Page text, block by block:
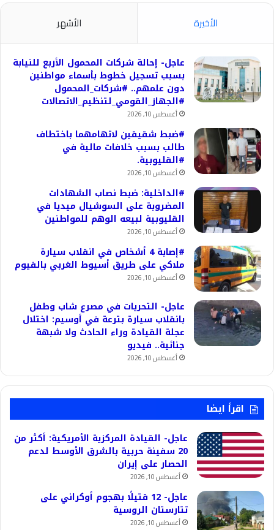
الأخيرة الأشهر
عاجل- إحالة شركات المحمول الأربع للنيابة
بسبب تسجيل خطوط بأسماء مواطنين
دون علمهم.. #شركات_المحمول
#الجهاز_القومي_لتنظيم_الاتصالات
أغسطس 10, 2026
#ضبط شقيقين لاتهامهما باختطاف
طالب بسبب خلافات مالية في
#القليوبية.
أغسطس 10, 2026
#الداخلية: ضبط نصاب الشهادات
المضروبة على السوشيال ميديا في
القليوبية لبيعه الوهم للمواطنين
أغسطس 10, 2026
#إصابة 4 أشخاص في انقلاب سيارة
ملاكي على طريق أسيوط الغربي بالفيوم
أغسطس 10, 2026
عاجل- التحريات في مصرع شاب وطفل
بانقلاب سيارة بترعة في أوسيم: اختلال
عجلة القيادة وراء الحادث ولا شبهة
جنائية.. فيديو
أغسطس 10, 2026
اقرأ ايضا
عاجل- القيادة المركزية الأمريكية: أكثر من
20 سفينة حربية بالشرق الأوسط لدعم
الحصار على إيران
أغسطس 10, 2026
عاجل- 12 قتيلًا بهجوم أوكراني على
تتارستان الروسية
أغسطس 10, 2026